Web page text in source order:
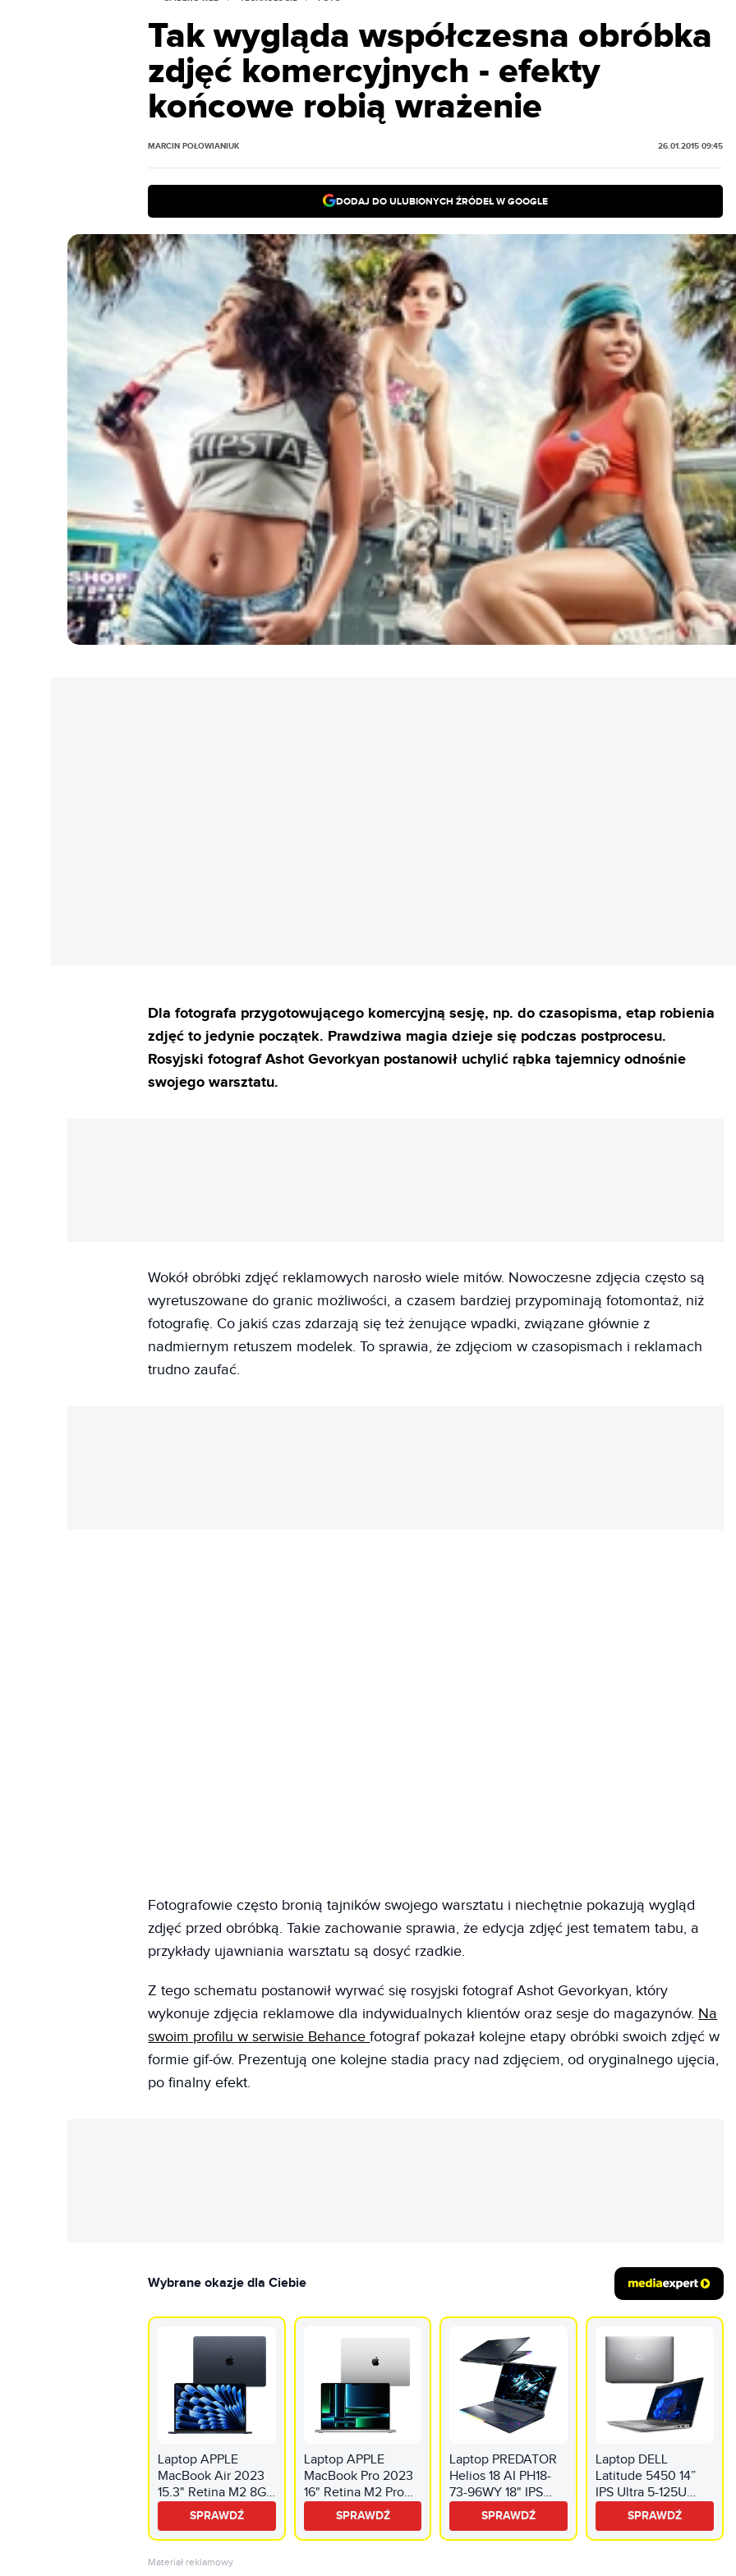
Tak wygląda współczesna obróbka
zdjęć komercyjnych - efekty
końcowe robią wrażenie
MARCIN POŁOWIANIUK 26.01.2015 09:45
DODAJ DO ULUBIONYCH ŹRÓDEŁ W GOOGLE
Dla fotografa przygotowującego komercyjną sesję, np. do czasopisma, etap robienia
zdjęć to jedynie początek. Prawdziwa magia dzieje się podczas postprocesu.
Rosyjski fotograf Ashot Gevorkyan postanowił uchylić rąbka tajemnicy odnośnie
swojego warsztatu.
Wokół obróbki zdjęć reklamowych narosło wiele mitów. Nowoczesne zdjęcia często są
wyretuszowane do granic możliwości, a czasem bardziej przypominają fotomontaż, niż
fotografię. Co jakiś czas zdarzają się też żenujące wpadki, związane głównie z
nadmiernym retuszem modelek. To sprawia, że zdjęciom w czasopismach i reklamach
trudno zaufać.
Fotografowie często bronią tajników swojego warsztatu i niechętnie pokazują wygląd
zdjęć przed obróbką. Takie zachowanie sprawia, że edycja zdjęć jest tematem tabu, a
przykłady ujawniania warsztatu są dosyć rzadkie.
Z tego schematu postanowił wyrwać się rosyjski fotograf Ashot Gevorkyan, który
wykonuje zdjęcia reklamowe dla indywidualnych klientów oraz sesje do magazynów. Na
swoim profilu w serwisie Behancefotograf pokazał kolejne etapy obróbki swoich zdjęć w
formie gif-ów. Prezentują one kolejne stadia pracy nad zdjęciem, od oryginalnego ujęcia,
po finalny efekt.
Wybrane okazje dla Ciebie
Laptop APPLE
MacBook Air 2023
15.3" Retina M2 8GB
RAM 512GB SSD
macOS Północ
SPRAWDŹ
Laptop APPLE
MacBook Pro 2023
16" Retina M2 Pro
16GB RAM 1TB SSD
macOS Srebrny
SPRAWDŹ
Laptop PREDATOR
Helios 18 AI PH18-
73-96WY 18" IPS
Ultra 9-275HX 64GB
RAM 1TB SSD
GeForce RTX5090
SPRAWDŹ
Laptop DELL
Latitude 5450 14”
IPS Ultra 5-125U
8GB RAM 512GB
SSD Windows 11
Professional,
SPRAWDŹ
Materiał reklamowy